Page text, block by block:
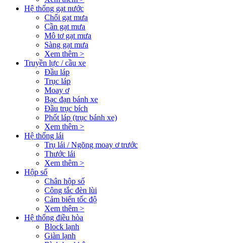
Hệ thống gạt nước
Chổi gạt mưa
Cần gạt mưa
Mô tơ gạt mưa
Sàng gạt mưa
Xem thêm >
Truyền lực / cầu xe
Đầu láp
Trục láp
Moay ơ
Bạc đạn bánh xe
Đầu trục bích
Phốt láp (trục bánh xe)
Xem thêm >
Hệ thống lái
Trụ lái / Ngõng moay ơ trước
Thước lái
Xem thêm >
Hộp số
Chân hộp số
Công tắc đèn lùi
Cảm biến tốc độ
Xem thêm >
Hệ thống điều hòa
Block lạnh
Giàn lạnh